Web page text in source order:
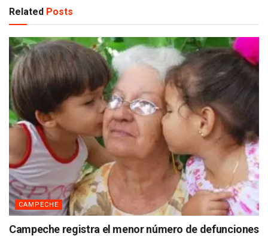
Related Posts
CAMPECHE
Campeche registra el menor número de defunciones